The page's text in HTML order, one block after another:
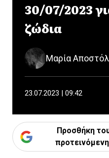
30/07/2023
ζώδια
Μαρία
23.07.2023 | 09:42
Προσθήκη